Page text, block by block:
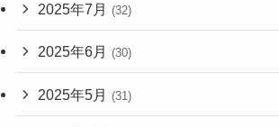
2025年7月 (32)
2025年6月 (30)
2025年5月 (31)